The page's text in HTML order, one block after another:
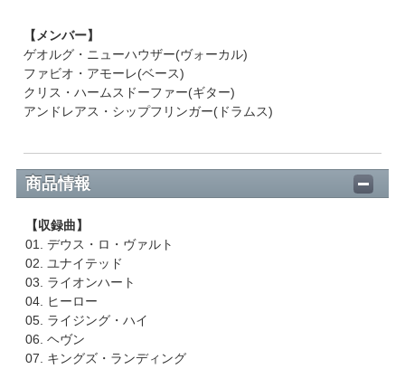
【メンバー】
ゲオルグ・ニューハウザー(ヴォーカル)
ファビオ・アモーレ(ベース)
クリス・ハームスドーファー(ギター)
アンドレアス・シップフリンガー(ドラムス)
商品情報
【収録曲】
01. デウス・ロ・ヴァルト
02. ユナイテッド
03. ライオンハート
04. ヒーロー
05. ライジング・ハイ
06. ヘヴン
07. キングズ・ランディング